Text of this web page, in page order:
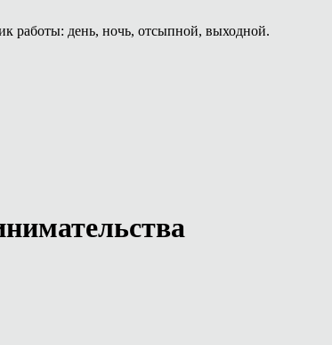
работы: день, ночь, отсыпной, выходной.